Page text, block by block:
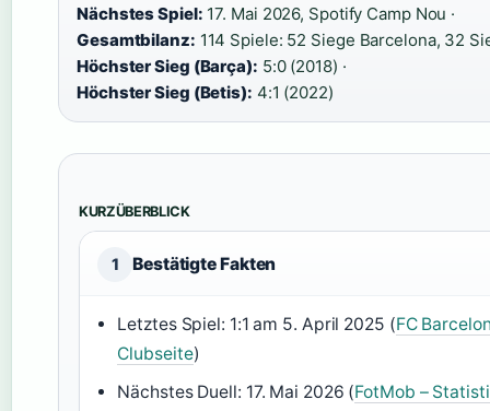
Nächstes Spiel: 17. Mai 2026, Spotify Camp Nou ·
Gesamtbilanz: 114 Spiele: 52 Siege Barcelona, 32
Höchster Sieg (Barça): 5:0 (2018) ·
Höchster Sieg (Betis): 4:1 (2022)
KURZÜBERBLICK
1 Bestätigte Fakten
Letztes Spiel: 1:1 am 5. April 2025 (FC
Clubseite)
Nächstes Duell: 17. Mai 2026 (FotMob –